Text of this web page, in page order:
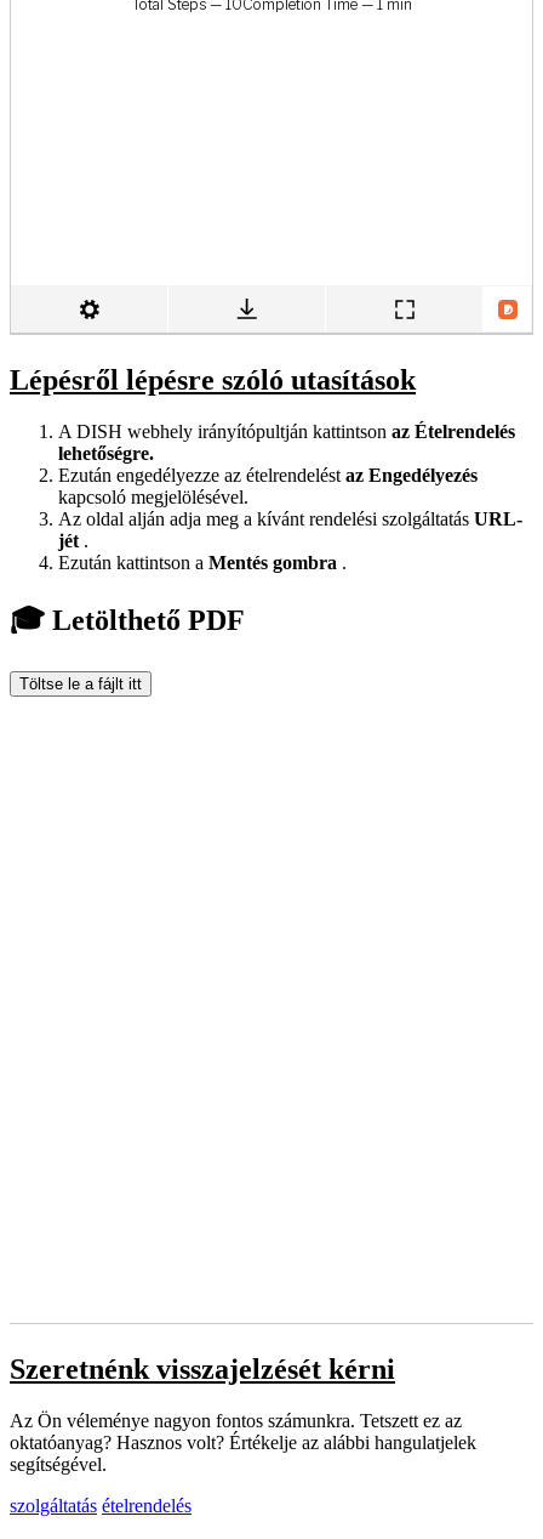
Lépésről lépésre szóló utasítások
A DISH webhely irányítópultján kattintson az Ételrendelés
lehetőségre.
Ezután engedélyezze az ételrendelést az Engedélyezés
kapcsoló megjelölésével.
Az oldal alján adja meg a kívánt rendelési szolgáltatás URL-
jét .
Ezután kattintson a Mentés gombra .
🎓 Letölthető PDF
Töltse le a fájlt itt
Szeretnénk visszajelzését kérni
Az Ön véleménye nagyon fontos számunkra. Tetszett ez az
oktatóanyag? Hasznos volt? Értékelje az alábbi hangulatjelek
segítségével.
szolgáltatás ételrendelés